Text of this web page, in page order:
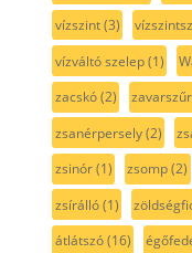
vízszint(3)
vízváltó szelep(1)
zacskó(2)
zsanérpersely(2)
zsinór(1) zsomp(2)
zsírálló(1)
átlátszó(16)